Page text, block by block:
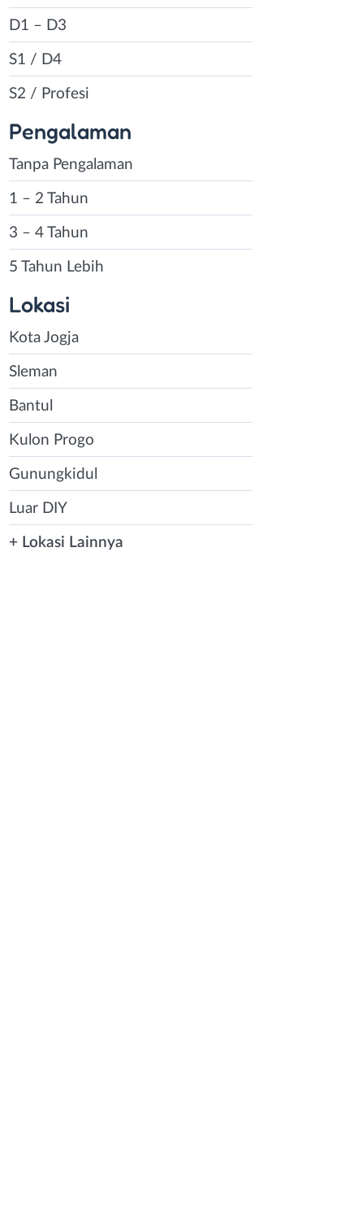
D1 – D3
S1 / D4
S2 / Profesi
Pengalaman
Tanpa Pengalaman
1 – 2 Tahun
3 – 4 Tahun
5 Tahun Lebih
Lokasi
Kota Jogja
Sleman
Bantul
Kulon Progo
Gunungkidul
Luar DIY
+ Lokasi Lainnya